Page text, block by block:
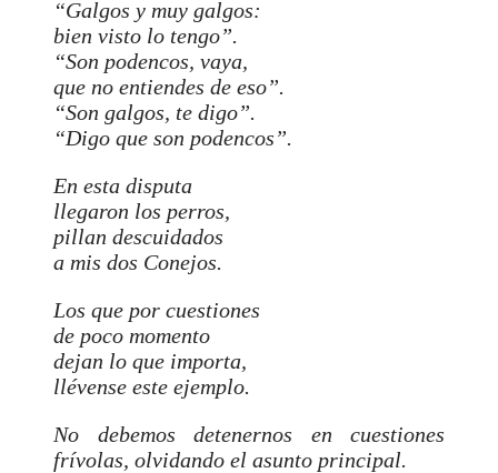
“Galgos y muy galgos:
bien visto lo tengo”.
“Son podencos, vaya,
que no entiendes de eso”.
“Son galgos, te digo”.
“Digo que son podencos”.
En esta disputa
llegaron los perros,
pillan descuidados
a mis dos Conejos.
Los que por cuestiones
de poco momento
dejan lo que importa,
llévense este ejemplo.
No debemos detenernos en cuestiones
frívolas, olvidando el asunto principal.